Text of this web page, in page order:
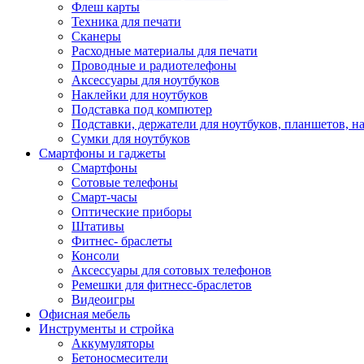
Флеш карты
Техника для печати
Сканеры
Расходные материалы для печати
Проводные и радиотелефоны
Аксессуары для ноутбуков
Наклейки для ноутбуков
Подставка под компютер
Подставки, держатели для ноутбуков, планшетов,
Сумки для ноутбуков
Смартфоны и гаджеты
Смартфоны
Сотовые телефоны
Смарт-часы
Оптические приборы
Штативы
Фитнес- браслеты
Консоли
Аксессуары для сотовых телефонов
Ремешки для фитнесс-браслетов
Видеоигры
Офисная мебель
Инструменты и стройка
Аккумуляторы
Бетоносмесители